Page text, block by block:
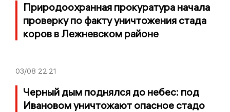
Природоохранная прокуратура начала
проверку по факту уничтожения стада
коров в Лежневском районе
03/08 22:21
Черный дым поднялся до небес: под
Ивановом уничтожают опасное стадо